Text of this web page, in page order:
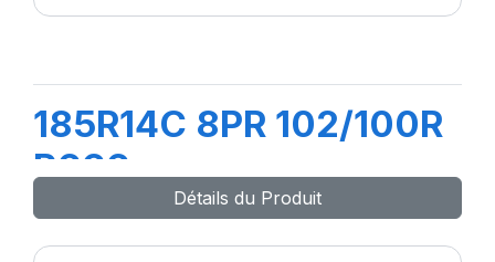
185R14C 8PR 102/100R
R666
Détails du Produit